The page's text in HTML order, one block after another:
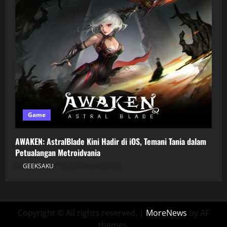
Game
AWAKEN: AstralBlade Kini Hadir di iOS, Temani Tania dalam
Petualangan Metroidvania
GEEKSAKU
Copyright © All rights reserved. | MoreNews by AF